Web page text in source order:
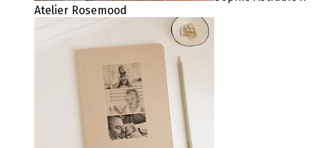
Atelier Rosemood